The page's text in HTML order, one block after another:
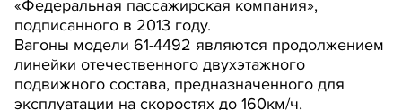
«Федеральная пассажирская компания»,
подписанного в 2013 году.
Вагоны модели 61-4492 являются продолжением
линейки отечественного двухэтажного
подвижного состава, предназначенного для
эксплуатации на скоростях до 160км/ч,